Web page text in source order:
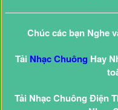
Chúc các bạn Nghe
Tải Nhạc Chuông Hay
Tải Nhạc Chuông Điện